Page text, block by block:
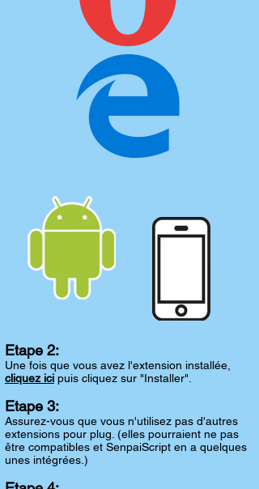
Etape 2:
Une fois que vous avez l'extension installée,
cliquez ici puis cliquez sur "Installer".
Etape 3:
Assurez-vous que vous n'utilisez pas d'autres
extensions pour plug. (elles pourraient ne pas
être compatibles et SenpaiScript en a quelques
unes intégrées.)